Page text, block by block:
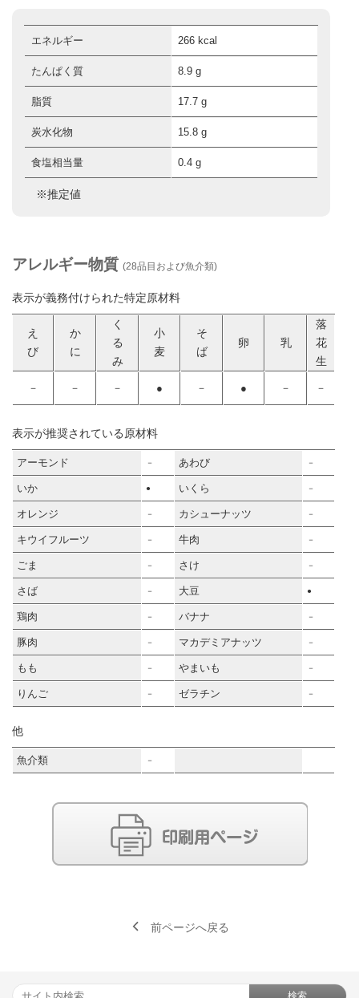
エネルギー 266 kcal
たんぱく質 8.9 g
脂質 17.7 g
炭水化物 15.8 g
食塩相当量 0.4 g
※推定値
アレルギー物質 (28品目および魚介類)
表示が義務付けられた特定原材料
え
び
か
に
く
る
み
小
麦
そ
ば
卵 乳
落
花
生
－ － － ● － ● － －
表示が推奨されている原材料
アーモンド － あわび －
いか ● いくら －
オレンジ － カシューナッツ －
キウイフルーツ － 牛肉 －
ごま － さけ －
さば － 大豆 ●
鶏肉 － バナナ －
豚肉 － マカデミアナッツ －
もも － やまいも －
りんご － ゼラチン －
他
魚介類 －
前ページへ戻る
検索